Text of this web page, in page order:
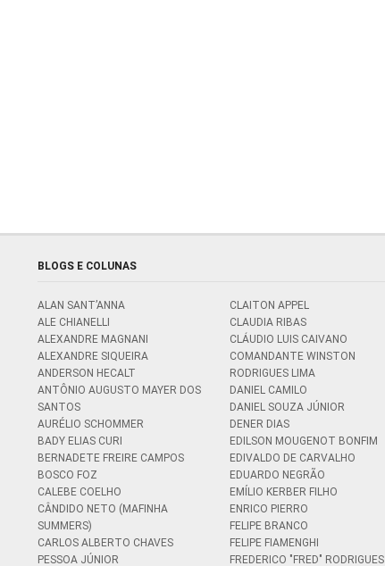
BLOGS E COLUNAS
ALAN SANT’ANNA
ALE CHIANELLI
ALEXANDRE MAGNANI
ALEXANDRE SIQUEIRA
ANDERSON HECALT
ANTÔNIO AUGUSTO MAYER DOS
SANTOS
AURÉLIO SCHOMMER
BADY ELIAS CURI
BERNADETE FREIRE CAMPOS
BOSCO FOZ
CALEBE COELHO
CÂNDIDO NETO (MAFINHA
SUMMERS)
CARLOS ALBERTO CHAVES
PESSOA JÚNIOR
CLAITON APPEL
CLAUDIA RIBAS
CLÁUDIO LUIS CAIVANO
COMANDANTE WINSTON
RODRIGUES LIMA
DANIEL CAMILO
DANIEL SOUZA JÚNIOR
DENER DIAS
EDILSON MOUGENOT BONFIM
EDIVALDO DE CARVALHO
EDUARDO NEGRÃO
EMÍLIO KERBER FILHO
ENRICO PIERRO
FELIPE BRANCO
FELIPE FIAMENGHI
FREDERICO "FRED" RODRIGUES